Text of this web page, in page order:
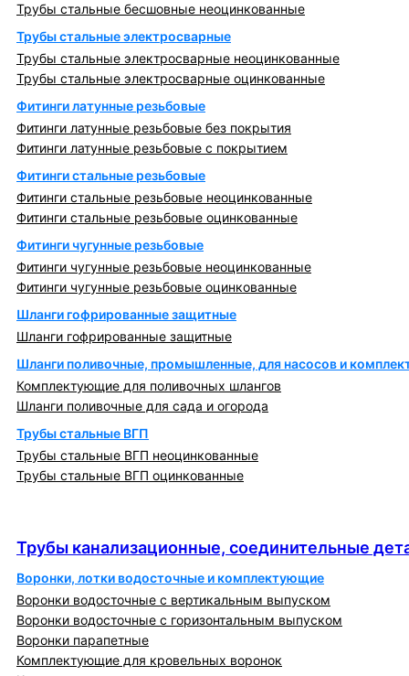
Трубы стальные бесшовные неоцинкованные
Трубы стальные электросварные
Трубы стальные электросварные неоцинкованные
Трубы стальные электросварные оцинкованные
Фитинги латунные резьбовые
Фитинги латунные резьбовые без покрытия
Фитинги латунные резьбовые с покрытием
Фитинги стальные резьбовые
Фитинги стальные резьбовые неоцинкованные
Фитинги стальные резьбовые оцинкованные
Фитинги чугунные резьбовые
Фитинги чугунные резьбовые неоцинкованные
Фитинги чугунные резьбовые оцинкованные
Шланги гофрированные защитные
Шланги гофрированные защитные
Шланги поливочные, промышленные, для насосов и
Комплектующие для поливочных шлангов
Шланги поливочные для сада и огорода
Трубы стальные ВГП
Трубы стальные ВГП неоцинкованные
Трубы стальные ВГП оцинкованные
Трубы канализационные, соединительные
Воронки, лотки водосточные и комплектующие
Воронки водосточные с вертикальным выпуском
Воронки водосточные с горизонтальным выпуском
Воронки парапетные
Комплектующие для кровельных воронок